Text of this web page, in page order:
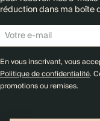
réduction dans ma boîte
En vous inscrivant, vous
Politique de confidentialité.
promotions ou remises.